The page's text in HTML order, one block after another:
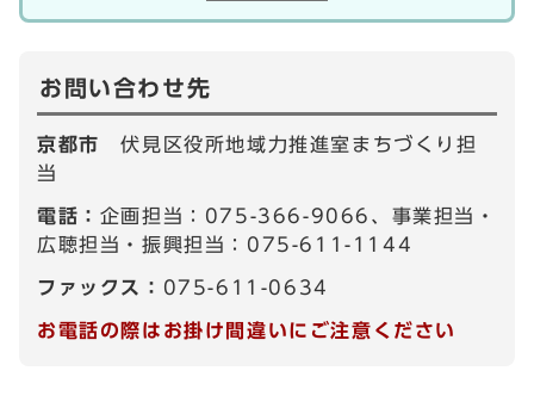
お問い合わせ先
京都市伏見区役所地域力推進室まちづくり担
当
電話： 企画担当：075-366-9066、事業担当・
広聴担当・振興担当：075-611-1144
ファックス： 075-611-0634
お電話の際はお掛け間違いにご注意ください